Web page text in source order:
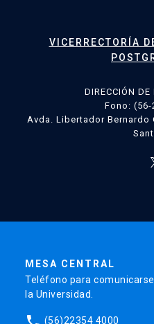
VICERRECTORÍA
DIRECCIÓN DE
Fono: (56-
Avda. Libertador Bernardo
MESA CENTRAL
Teléfono para
la Universidad.
(56)22354 4000